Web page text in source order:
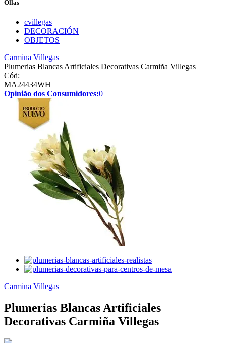
Ollas
cvillegas
DECORACIÓN
OBJETOS
Carmina Villegas
Plumerias Blancas Artificiales Decorativas Carmiña Villegas
Cód:
MA24434WH
Opinião dos Consumidores:0
Carmina Villegas
Plumerias Blancas Artificiales
Decorativas Carmiña Villegas